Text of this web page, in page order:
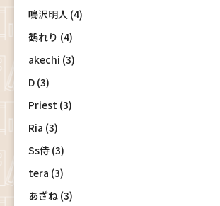
鳴沢明人 (4)
鶴れり (4)
akechi (3)
D (3)
Priest (3)
Ria (3)
Ss侍 (3)
tera (3)
あざね (3)